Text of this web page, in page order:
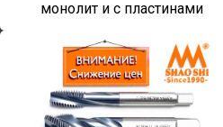
монолит и с пластинами